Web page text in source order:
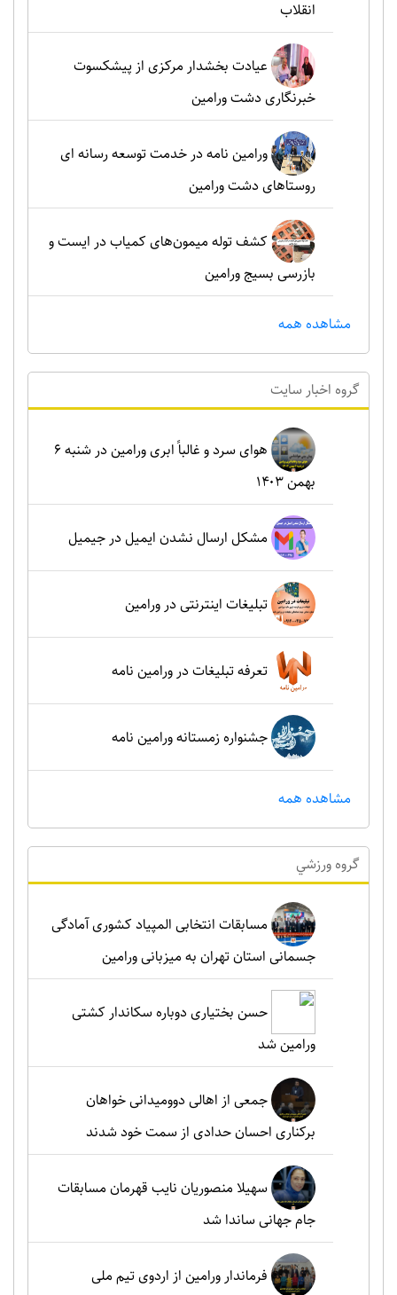
انقلاب
عیادت بخشدار مرکزی از پیشکسوت
خبرنگاری دشت ورامین
ورامین نامه در خدمت توسعه رسانه ای
روستاهای دشت ورامین
کشف توله میمون‌های کمیاب در ایست و
بازرسی بسیج ورامین
مشاهده همه
گروه اخبار سايت
هوای سرد و غالباً ابری ورامین در شنبه ۶
بهمن ۱۴۰۳
مشکل ارسال نشدن ایمیل در جیمیل
تبلیغات اینترنتی در ورامین
تعرفه تبلیغات در ورامین نامه
جشنواره زمستانه ورامین نامه
مشاهده همه
گروه ورزشي
مسابقات انتخابی المپیاد کشوری آمادگی
جسمانی استان تهران به میزبانی ورامین
حسن بختیاری دوباره سکاندار کشتی
ورامین شد
جمعی از اهالی دوومیدانی خواهان
برکناری احسان حدادی از سمت خود شدند
سهیلا منصوریان نایب قهرمان مسابقات
جام جهانی ساندا شد
فرماندار ورامین از اردوی تیم ملی